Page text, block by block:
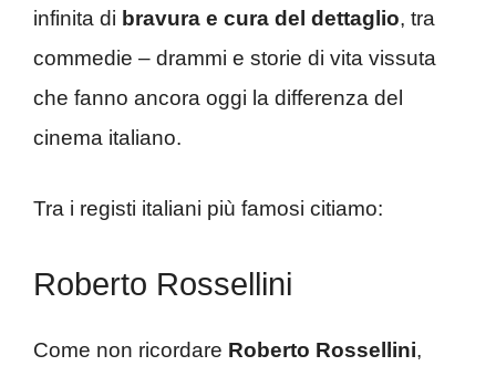
infinita di bravura e cura del dettaglio, tra
commedie – drammi e storie di vita vissuta
che fanno ancora oggi la differenza del
cinema italiano.
Tra i registi italiani più famosi citiamo:
Roberto Rossellini
Come non ricordare Roberto Rossellini,